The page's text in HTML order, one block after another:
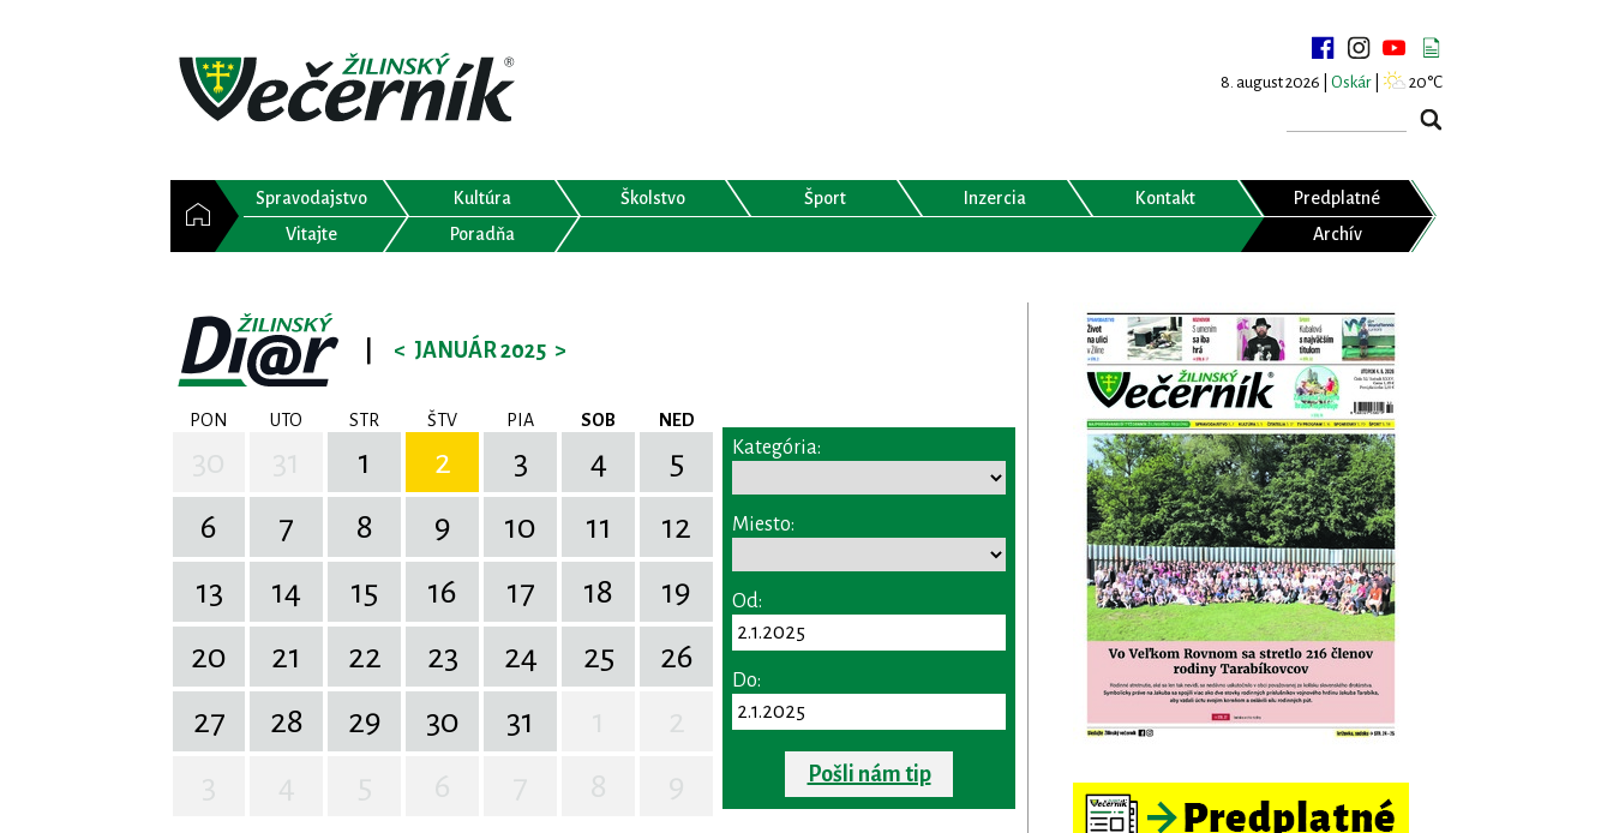
8. august 2026 | Oskár 20°C
Spravodajstvo Kultúra Školstvo Šport Inzercia Kontakt
Predplatné
Vitajte
Poradňa Archív
< JANUÁR 2025 >
PON UTO STR ŠTV PIA SOB NED
1 2 3 4
5
6
7 8 9 10 11
12
13
14 15 16 17 18
19
20
21 22 23 24 25
26
27
28 29 30 31
Kategória:
Miesto:
Od:
Do:
Pošli nám tip